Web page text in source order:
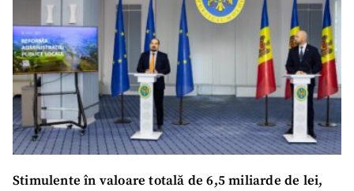
Stimulente în valoare totală de 6,5 miliarde de lei,